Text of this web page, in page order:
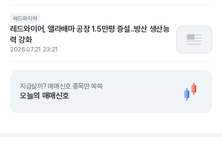
레드와이어
레드와이어, 앨라배마 공장 1.5만평 증설..방산 생산능
력 강화
2026.07.21 23:21
지금살까? 매매신호 종목만 쏙쏙
오늘의 매매신호